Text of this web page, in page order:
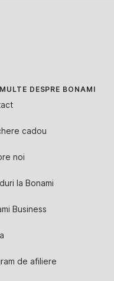
DESPRE BONAMI
cadou
noi
la Bonami
Business
de afiliere